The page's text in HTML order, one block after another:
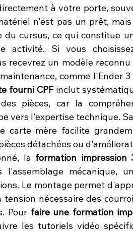
à votre porte,
n'est pas un prêt,
cursus, ce qui constitue
activité. Si vous
recevrez un modèle
comme l'Ender 3
fourni CPF inclut
pièces, car la
vers l'expertise technique.
carte mère facilite
détachées ou
la formation
mécanique,
Le montage permet
nécessaire des
Pour faire une formation
les tutoriels vidéo